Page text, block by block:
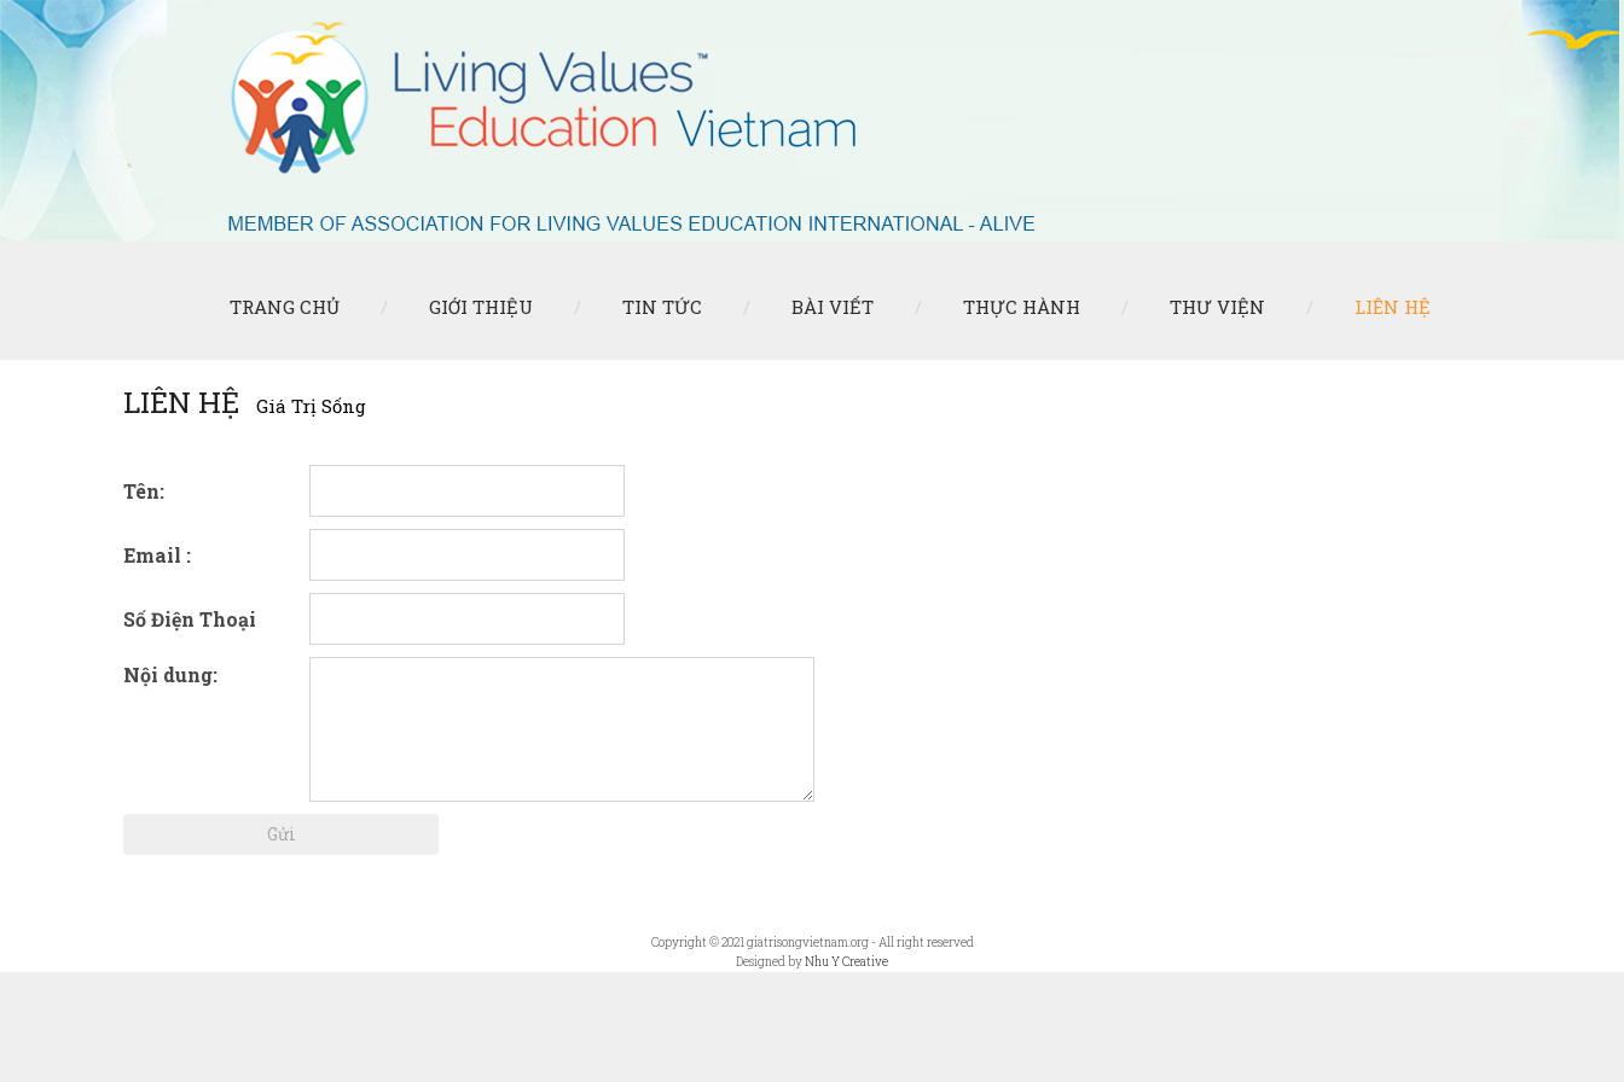
TRANG CHỦ GIỚI THIỆU TIN TỨC BÀI VIẾT THỰC HÀNH THƯ VIỆN LIÊN HỆ
LIÊN HỆ Giá Trị Sống
Tên:
Email :
Số Điện Thoại
Nội dung:
Copyright © 2021 giatrisongvietnam.org - All right reserved
Designed byNhu Y Creative